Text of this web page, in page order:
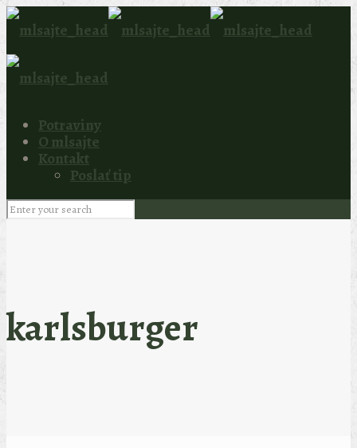
Potraviny
O mlsajte
Kontakt
Poslať tip
karlsburger